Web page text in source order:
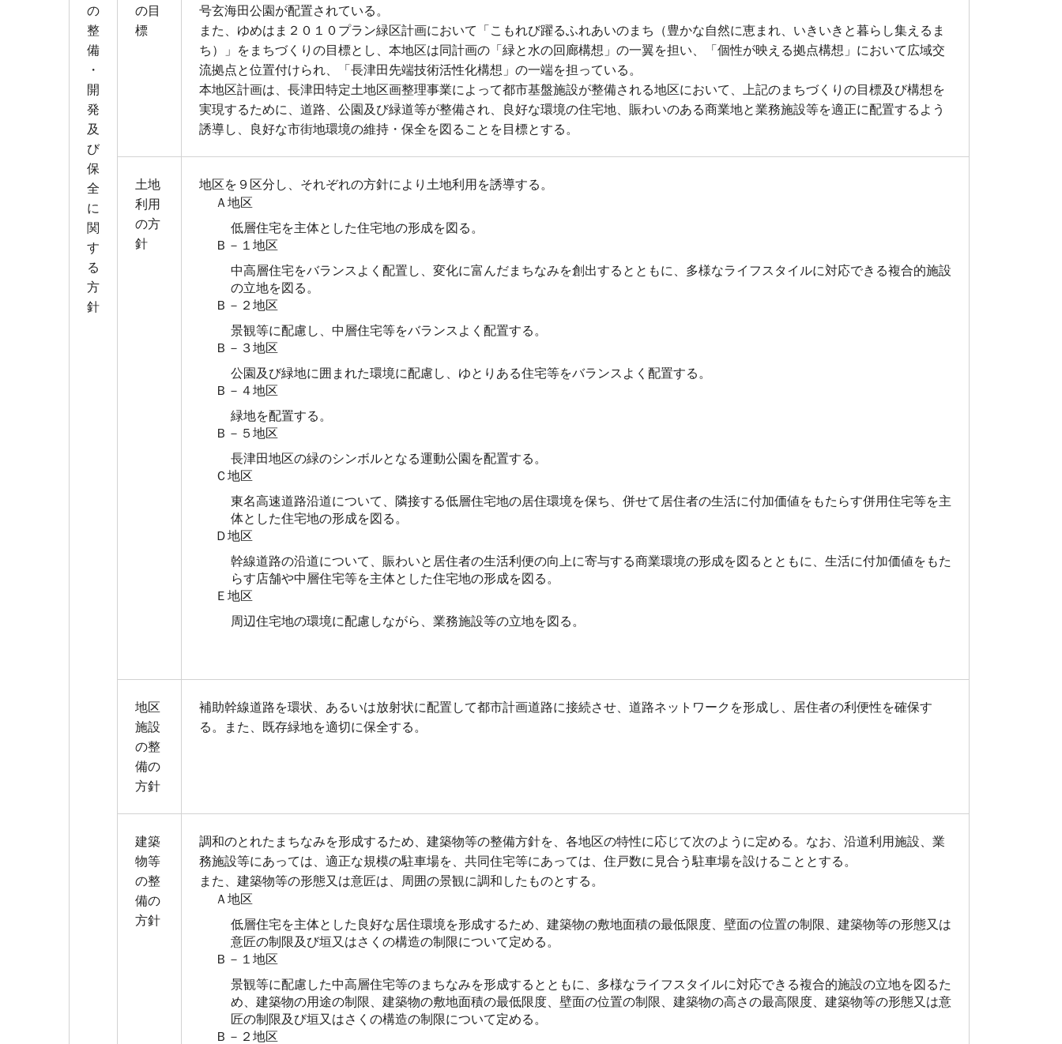
の
整
備
・
開
発
及
び
保
全
に
関
す
る
方
針
の目
標
号玄海田公園が配置されている。
また、ゆめはま２０１０プラン緑区計画において「こもれび躍るふれあいのまち（豊かな自然に恵まれ、いきいきと暮らし集えるま
ち）」をまちづくりの目標とし、本地区は同計画の「緑と水の回廊構想」の一翼を担い、「個性が映える拠点構想」において広域交
流拠点と位置付けられ、「長津田先端技術活性化構想」の一端を担っている。
本地区計画は、長津田特定土地区画整理事業によって都市基盤施設が整備される地区において、上記のまちづくりの目標及び構想を
実現するために、道路、公園及び緑道等が整備され、良好な環境の住宅地、賑わいのある商業地と業務施設等を適正に配置するよう
誘導し、良好な市街地環境の維持・保全を図ることを目標とする。
土地
利用
の方
針
地区を９区分し、それぞれの方針により土地利用を誘導する。
Ａ地区
低層住宅を主体とした住宅地の形成を図る。
Ｂ－１地区
中高層住宅をバランスよく配置し、変化に富んだまちなみを創出するとともに、多様なライフスタイルに対応できる複合的施設
の立地を図る。
Ｂ－２地区
景観等に配慮し、中層住宅等をバランスよく配置する。
Ｂ－３地区
公園及び緑地に囲まれた環境に配慮し、ゆとりある住宅等をバランスよく配置する。
Ｂ－４地区
緑地を配置する。
Ｂ－５地区
長津田地区の緑のシンボルとなる運動公園を配置する。
Ｃ地区
東名高速道路沿道について、隣接する低層住宅地の居住環境を保ち、併せて居住者の生活に付加価値をもたらす併用住宅等を主
体とした住宅地の形成を図る。
Ｄ地区
幹線道路の沿道について、賑わいと居住者の生活利便の向上に寄与する商業環境の形成を図るとともに、生活に付加価値をもた
らす店舗や中層住宅等を主体とした住宅地の形成を図る。
Ｅ地区
周辺住宅地の環境に配慮しながら、業務施設等の立地を図る。
地区
施設
の整
備の
方針
補助幹線道路を環状、あるいは放射状に配置して都市計画道路に接続させ、道路ネットワークを形成し、居住者の利便性を確保す
る。また、既存緑地を適切に保全する。
建築
物等
の整
備の
方針
調和のとれたまちなみを形成するため、建築物等の整備方針を、各地区の特性に応じて次のように定める。なお、沿道利用施設、業
務施設等にあっては、適正な規模の駐車場を、共同住宅等にあっては、住戸数に見合う駐車場を設けることとする。
また、建築物等の形態又は意匠は、周囲の景観に調和したものとする。
Ａ地区
低層住宅を主体とした良好な居住環境を形成するため、建築物の敷地面積の最低限度、壁面の位置の制限、建築物等の形態又は
意匠の制限及び垣又はさくの構造の制限について定める。
Ｂ－１地区
景観等に配慮した中高層住宅等のまちなみを形成するとともに、多様なライフスタイルに対応できる複合的施設の立地を図るた
め、建築物の用途の制限、建築物の敷地面積の最低限度、壁面の位置の制限、建築物の高さの最高限度、建築物等の形態又は意
匠の制限及び垣又はさくの構造の制限について定める。
Ｂ－２地区